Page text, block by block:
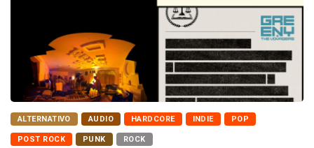
ALTERNATIVO AUDIO HARDCORE INDIE POP
POST ROCK PUNK ROCK